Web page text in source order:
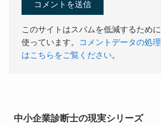
このサイトはスパムを低減するため
使っています。
コメントデータの処
はこちらをご覧ください。
中小企業診断士の現実シリーズ